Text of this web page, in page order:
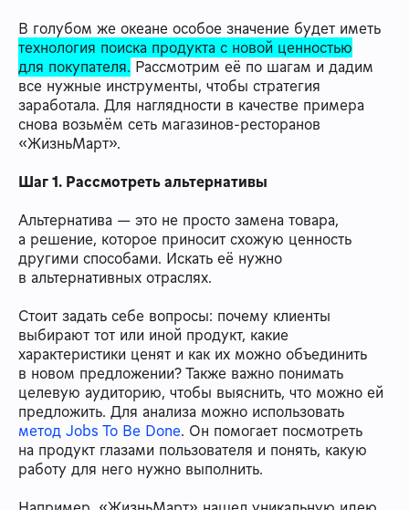
В голубом же океане особое значение будет иметь
технология поиска продукта с новой ценностью
для покупателя. Рассмотрим её по шагам и дадим
все нужные инструменты, чтобы стратегия
заработала. Для наглядности в качестве примера
снова возьмём сеть магазинов-ресторанов
«ЖизньМарт».
Шаг 1. Рассмотреть альтернативы
Альтернатива — это не просто замена товара,
а решение, которое приносит схожую ценность
другими способами. Искать её нужно
в альтернативных отраслях.
Стоит задать себе вопросы: почему клиенты
выбирают тот или иной продукт, какие
характеристики ценят и как их можно объединить
в новом предложении? Также важно понимать
целевую аудиторию, чтобы выяснить, что можно ей
предложить. Для анализа можно использовать
метод Jobs To Be Done. Он помогает посмотреть
на продукт глазами пользователя и понять, какую
работу для него нужно выполнить.